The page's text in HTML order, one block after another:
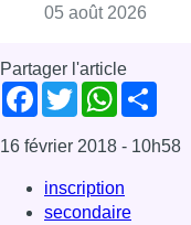
05 août 2026
Partager l'article
Facebook
TwitterWhatsApp
16 février 2018 - 10h58
inscription
secondaire